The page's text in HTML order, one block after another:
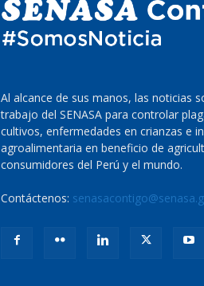
Al alcance de sus manos, las noticias
trabajo del SENASA para controlar
cultivos, enfermedades en crianzas e
agroalimentaria en beneficio de
consumidores del Perú y el mundo.
Contáctenos: